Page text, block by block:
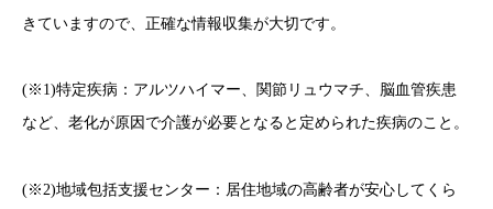
きていますので、正確な情報収集が大切です。
(※1)特定疾病：アルツハイマー、関節リュウマチ、脳血管疾患
など、老化が原因で介護が必要となると定められた疾病のこと。
(※2)地域包括支援センター：居住地域の高齢者が安心してくら